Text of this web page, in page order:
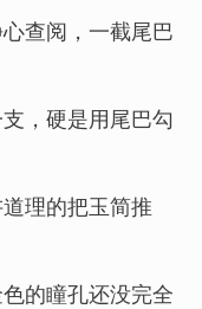
查阅，一截尾巴
，硬是用尾巴勾
理的把玉简推
的瞳孔还没完全